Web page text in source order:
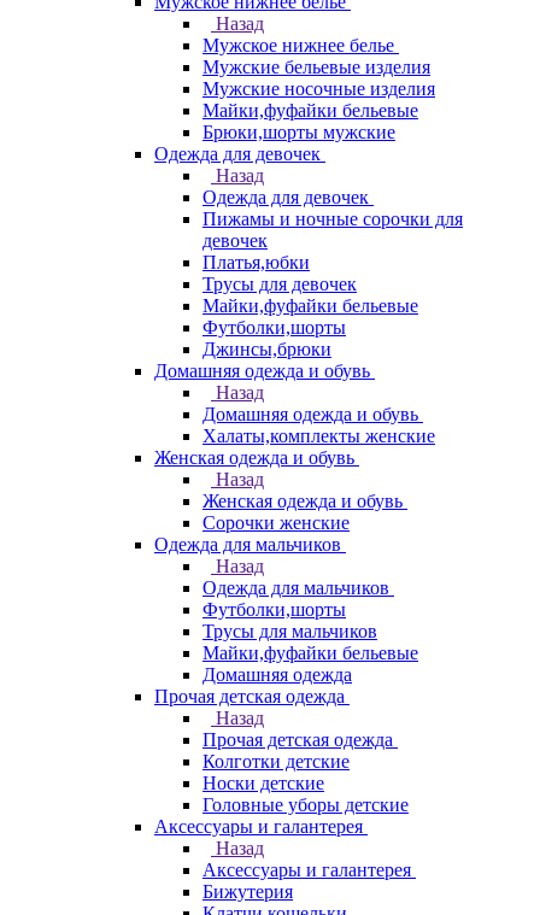
Назад
Мужское нижнее белье
Мужские бельевые изделия
Мужские носочные изделия
Майки,фуфайки бельевые
Брюки,шорты мужские
Одежда для девочек
Назад
Одежда для девочек
Пижамы и ночные сорочки для
девочек
Платья,юбки
Трусы для девочек
Майки,фуфайки бельевые
Футболки,шорты
Джинсы,брюки
Домашняя одежда и обувь
Назад
Домашняя одежда и обувь
Халаты,комплекты женские
Женская одежда и обувь
Назад
Женская одежда и обувь
Сорочки женские
Одежда для мальчиков
Назад
Одежда для мальчиков
Футболки,шорты
Трусы для мальчиков
Майки,фуфайки бельевые
Домашняя одежда
Прочая детская одежда
Назад
Прочая детская одежда
Колготки детские
Носки детские
Головные уборы детские
Аксессуары и галантерея
Назад
Аксессуары и галантерея
Бижутерия